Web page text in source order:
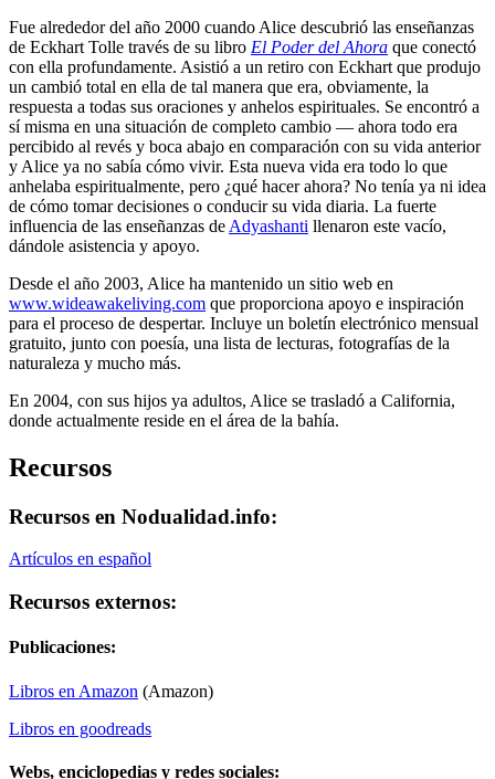
Fue alrededor del año 2000 cuando Alice descubrió las enseñanzas
de Eckhart Tolle través de su libro El Poder del Ahora que conectó
con ella profundamente. Asistió a un retiro con Eckhart que produjo
un cambió total en ella de tal manera que era, obviamente, la
respuesta a todas sus oraciones y anhelos espirituales. Se encontró a
sí misma en una situación de completo cambio — ahora todo era
percibido al revés y boca abajo en comparación con su vida anterior
y Alice ya no sabía cómo vivir. Esta nueva vida era todo lo que
anhelaba espiritualmente, pero ¿qué hacer ahora? No tenía ya ni idea
de cómo tomar decisiones o conducir su vida diaria. La fuerte
influencia de las enseñanzas de Adyashanti llenaron este vacío,
dándole asistencia y apoyo.
Desde el año 2003, Alice ha mantenido un sitio web en
www.wideawakeliving.com que proporciona apoyo e inspiración
para el proceso de despertar. Incluye un boletín electrónico mensual
gratuito, junto con poesía, una lista de lecturas, fotografías de la
naturaleza y mucho más.
En 2004, con sus hijos ya adultos, Alice se trasladó a California,
donde actualmente reside en el área de la bahía.
Recursos
Recursos en Nodualidad.info:
Artículos en español
Recursos externos:
Publicaciones:
Libros en Amazon (Amazon)
Libros en goodreads
Webs, enciclopedias y redes sociales: